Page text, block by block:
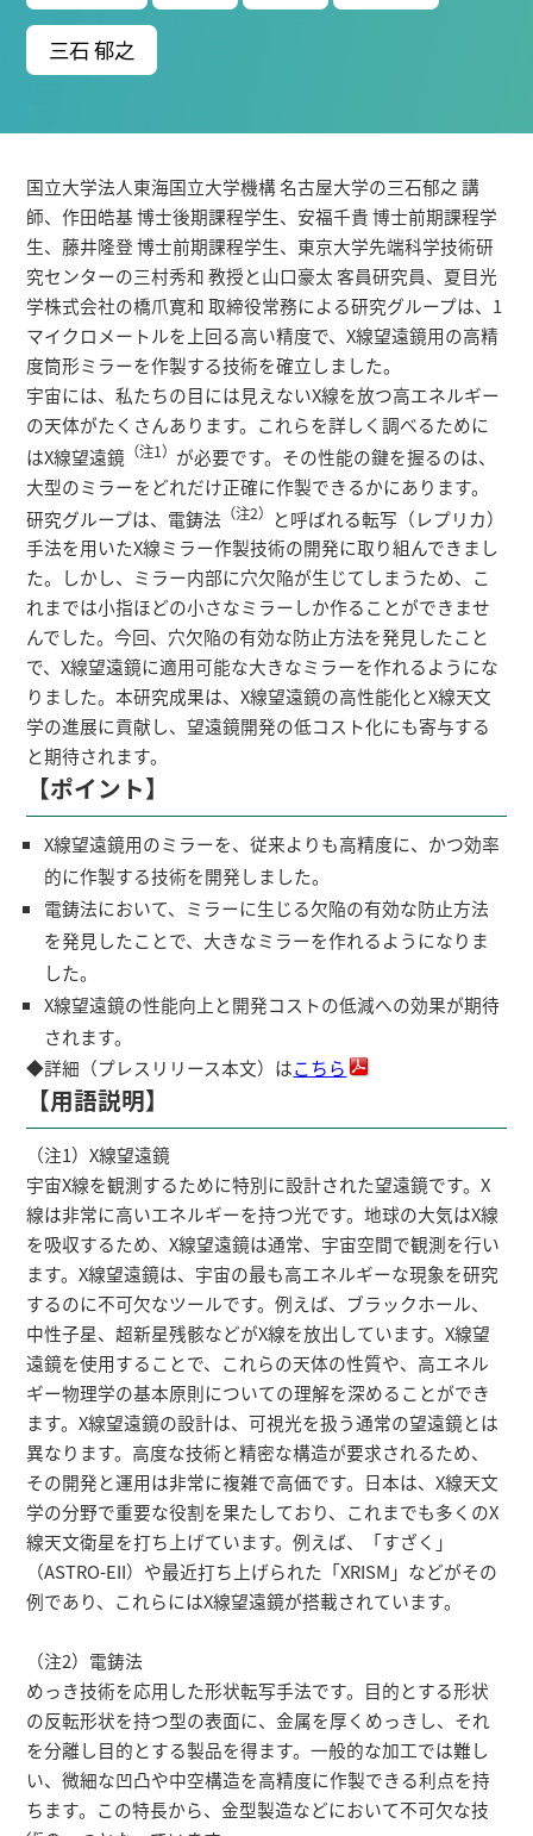
Researchers' VOICE
名古屋大学基金
研究者総覧
三石 郁之
国立大学法人東海国立大学機構 名古屋大学の三石郁之 講
師、作田皓基 博士後期課程学生、安福千貴 博士前期課程学
生、藤井隆登 博士前期課程学生、東京大学先端科学技術研
究センターの三村秀和 教授と山口豪太 客員研究員、夏目光
学株式会社の橋爪寛和 取締役常務による研究グループは、1
マイクロメートルを上回る高い精度で、X線望遠鏡用の高精
度筒形ミラーを作製する技術を確立しました。
宇宙には、私たちの目には見えないX線を放つ高エネルギー
の天体がたくさんあります。これらを詳しく調べるために
はX線望遠鏡 （注1） が必要です。その性能の鍵を握るのは、
大型のミラーをどれだけ正確に作製できるかにあります。
研究グループは、電鋳法 （注2）
と呼ばれる転写（レプリカ）
手法を用いたX線ミラー作製技術の開発に取り組んできまし
た。しかし、ミラー内部に穴欠陥が生じてしまうため、こ
れまでは小指ほどの小さなミラーしか作ることができませ
んでした。今回、穴欠陥の有効な防止方法を発見したこと
で、X線望遠鏡に適用可能な大きなミラーを作れるようにな
りました。本研究成果は、X線望遠鏡の高性能化とX線天文
学の進展に貢献し、望遠鏡開発の低コスト化にも寄与する
と期待されます。
【ポイント】
X線望遠鏡用のミラーを、従来よりも高精度に、かつ効率
的に作製する技術を開発しました。
電鋳法において、ミラーに生じる欠陥の有効な防止方法
を発見したことで、大きなミラーを作れるようになりま
した。
X線望遠鏡の性能向上と開発コストの低減への効果が期待
されます。
◆詳細（プレスリリース本文）はこちら
【用語説明】
（注1）X線望遠鏡
宇宙X線を観測するために特別に設計された望遠鏡です。X
線は非常に高いエネルギーを持つ光です。地球の大気はX線
を吸収するため、X線望遠鏡は通常、宇宙空間で観測を行い
ます。X線望遠鏡は、宇宙の最も高エネルギーな現象を研究
するのに不可欠なツールです。例えば、ブラックホール、
中性子星、超新星残骸などがX線を放出しています。X線望
遠鏡を使用することで、これらの天体の性質や、高エネル
ギー物理学の基本原則についての理解を深めることができ
ます。X線望遠鏡の設計は、可視光を扱う通常の望遠鏡とは
異なります。高度な技術と精密な構造が要求されるため、
その開発と運用は非常に複雑で高価です。日本は、X線天文
学の分野で重要な役割を果たしており、これまでも多くのX
線天文衛星を打ち上げています。例えば、「すざく」
（ASTRO-EII）や最近打ち上げられた「XRISM」などがその
例であり、これらにはX線望遠鏡が搭載されています。
（注2）電鋳法
めっき技術を応用した形状転写手法です。目的とする形状
の反転形状を持つ型の表面に、金属を厚くめっきし、それ
を分離し目的とする製品を得ます。一般的な加工では難し
い、微細な凹凸や中空構造を高精度に作製できる利点を持
ちます。この特長から、金型製造などにおいて不可欠な技